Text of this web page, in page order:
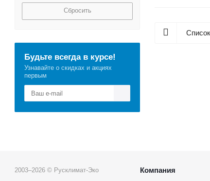
Сбросить
Будьте всегда в курсе!
Узнавайте о скидках и акциях
первым
2003–2026 © Русклимат-Эко Компания